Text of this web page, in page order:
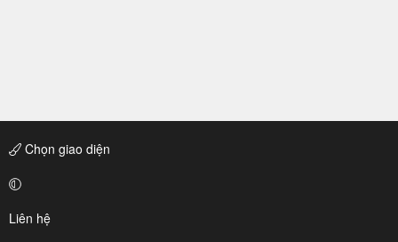
Chọn giao diện
Liên hệ